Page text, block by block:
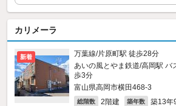
カリメーラ
新着
万葉線/片原町駅 徒歩28分
あいの風とやま鉄道/高岡駅 バ
歩3分
富山県高岡市横田468‐3
総階数 2階建 築年数 築13年